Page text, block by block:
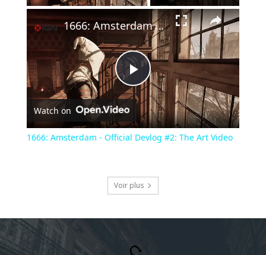
×
Play
Video
1666: Amsterdam - Official Devlog #2: The Art Video
Watch on
1666: Amsterdam - Official Devlog #2: The Art Video
Voir plus